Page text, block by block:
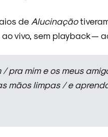
de Alucinação
vivo, sem playback —
/ pra mim e os meus
mãos limpas / e